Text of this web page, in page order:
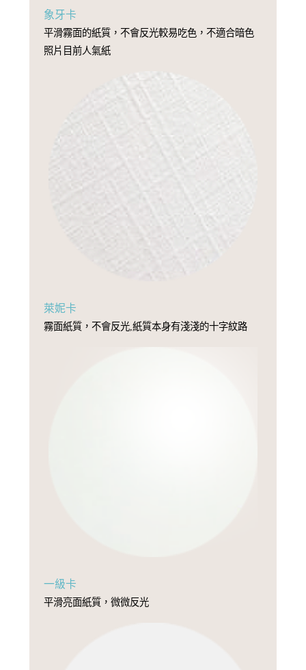
象牙卡
平滑霧面的紙質，不會反光較易吃色，不適合暗色
照片目前人氣紙
萊妮卡
霧面紙質，不會反光,紙質本身有淺淺的十字紋路
一級卡
平滑亮面紙質，微微反光